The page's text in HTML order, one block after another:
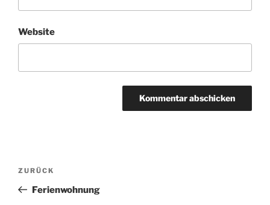
Website
Beitragsnavigation
Vorheriger
Beitrag
ZURÜCK
Ferienwohnung